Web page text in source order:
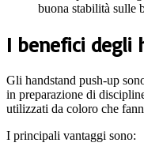
buona stabilità sulle
I benefici degli
Gli handstand push-up
in preparazione di
utilizzati da coloro che
I principali vantaggi sono: